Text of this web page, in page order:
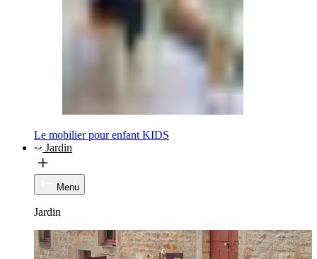
Le mobilier pour enfant KIDS
Jardin
Menu
Jardin